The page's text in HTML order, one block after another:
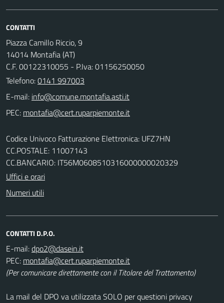
CONTATTI
Piazza Camillo Riccio, 9
14014 Montafia (AT)
C.F. 00122310055 - P.Iva: 01156250050
Telefono:0141 997003
E-mail:
PEC:
Codice Univoco Fatturazione Elettronica: UFZ7HN
CC.POSTALE: 11007143
CC.BANCARIO: IT56M0608510316000000020329
Uffici e orari
Numeri utili
CONTATTI D.P.O.
E-mail:
PEC:
(Per comunicare direttamente con il Titolare del Trattamento)
La mail del DPO va utilizzata SOLO per questioni privacy